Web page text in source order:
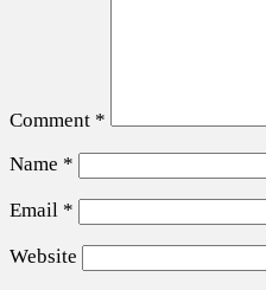
Comment *
Name *
Email *
Website